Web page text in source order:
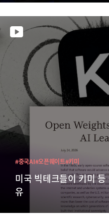
미국 빅테크들이 키미
유
#중국AI#오픈웨이트#키미